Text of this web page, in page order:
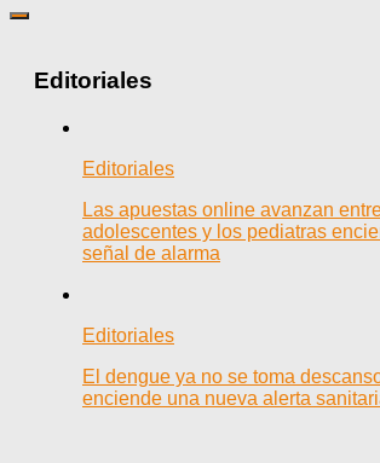
Editoriales
Editoriales
Las apuestas online avanzan
adolescentes y los pediatras
señal de alarma
Editoriales
El dengue ya no se toma
enciende una nueva alerta